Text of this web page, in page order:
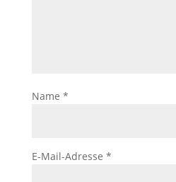
Name *
E-Mail-Adresse *